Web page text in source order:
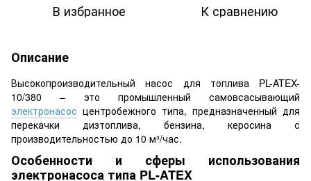
В избранное К сравнению
Описание
Высокопроизводительный насос для топлива PL-ATEX-
10/380 – это промышленный самовсасывающий
электронасос центробежного типа, предназначенный для
перекачки дизтоплива, бензина, керосина с
производительностью до 10 м³/час.
Особенности и сферы использования
электронасоса типа PL-ATEX